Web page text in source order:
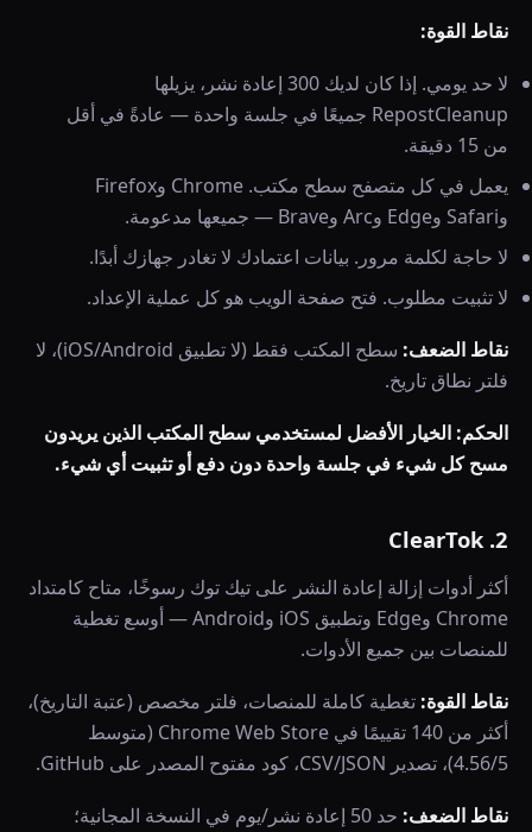
نقاط القوة:
لا حد يومي. إذا كان لديك 300 إعادة نشر، يزيلها
RepostCleanup جميعًا في جلسة واحدة — عادةً في أقل
من 15 دقيقة.
يعمل في كل متصفح سطح مكتب. Chrome وFirefox
وSafari وEdge وArc وBrave — جميعها مدعومة.
لا حاجة لكلمة مرور. بيانات اعتمادك لا تغادر جهازك أبدًا.
لا تثبيت مطلوب. فتح صفحة الويب هو كل عملية الإعداد.
نقاط الضعف:
سطح المكتب فقط (لا تطبيق iOS/Android)، لا
فلتر نطاق تاريخ.
الحكم: الخيار الأفضل لمستخدمي سطح المكتب الذين يريدون
مسح كل شيء في جلسة واحدة دون دفع أو تثبيت أي شيء.
2. ClearTok
أكثر أدوات إزالة إعادة النشر على تيك توك رسوخًا، متاح كامتداد
Chrome وEdge وتطبيق iOS وAndroid — أوسع تغطية
للمنصات بين جميع الأدوات.
نقاط القوة: تغطية كاملة للمنصات، فلتر مخصص (عتبة التاريخ)،
أكثر من 140 تقييمًا في Chrome Web Store (متوسط
4.56/5)، تصدير CSV/JSON، كود مفتوح المصدر على GitHub.
نقاط الضعف:
حد 50 إعادة نشر/يوم في النسخة المجانية؛